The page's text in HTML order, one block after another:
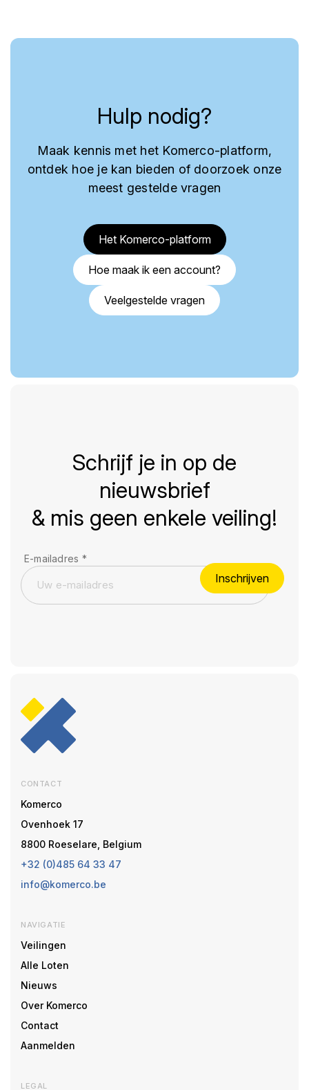
Hulp nodig?
Maak kennis met het Komerco-platform,
ontdek hoe je kan bieden of doorzoek onze
meest gestelde vragen
Het Komerco-platform
Hoe maak ik een account?
Veelgestelde vragen
Schrijf je in op de
nieuwsbrief
& mis geen enkele veiling!
E-mailadres *
Inschrijven
CONTACT
Komerco
Ovenhoek 17
8800 Roeselare, Belgium
+32 (0)485 64 33 47
info@komerco.be
NAVIGATIE
Veilingen
Alle Loten
Nieuws
Over Komerco
Contact
Aanmelden
LEGAL